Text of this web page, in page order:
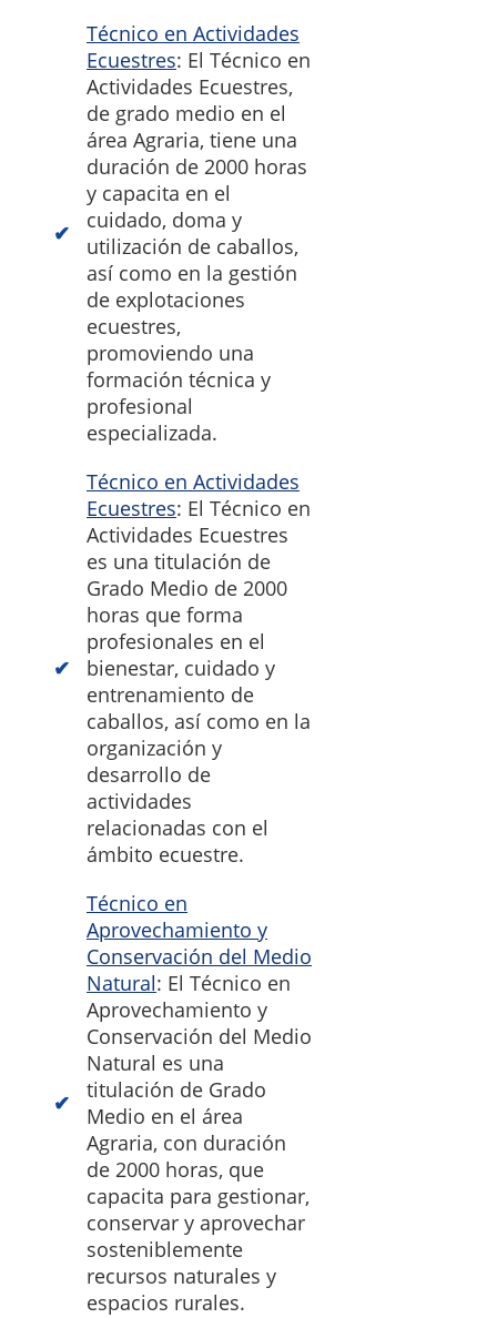
Técnico en Actividades
Ecuestres: El Técnico en
Actividades Ecuestres,
de grado medio en el
área Agraria, tiene una
duración de 2000 horas
y capacita en el
cuidado, doma y
utilización de caballos,
así como en la gestión
de explotaciones
ecuestres,
promoviendo una
formación técnica y
profesional
especializada.
Técnico en Actividades
Ecuestres: El Técnico en
Actividades Ecuestres
es una titulación de
Grado Medio de 2000
horas que forma
profesionales en el
bienestar, cuidado y
entrenamiento de
caballos, así como en la
organización y
desarrollo de
actividades
relacionadas con el
ámbito ecuestre.
Técnico en
Aprovechamiento y
Conservación del Medio
Natural: El Técnico en
Aprovechamiento y
Conservación del Medio
Natural es una
titulación de Grado
Medio en el área
Agraria, con duración
de 2000 horas, que
capacita para gestionar,
conservar y aprovechar
sosteniblemente
recursos naturales y
espacios rurales.